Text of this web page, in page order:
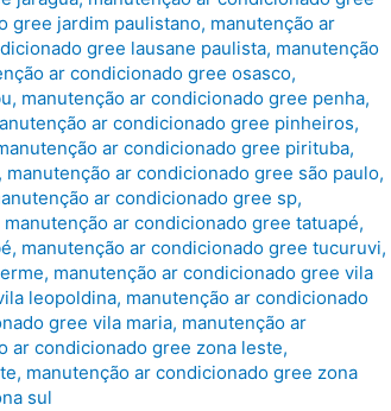
gree jardim paulistano, manutenção ar
gree lausane paulista, manutenção
ar condicionado gree osasco,
, manutenção ar condicionado gree penha,
ar condicionado gree pinheiros,
ar condicionado gree pirituba,
, manutenção ar condicionado gree são paulo,
ar condicionado gree sp,
manutenção ar condicionado gree tatuapé,
, manutenção ar condicionado gree tucuruvi,
, manutenção ar condicionado gree vila
leopoldina, manutenção ar condicionado
gree vila maria, manutenção ar
ar condicionado gree zona leste,
, manutenção ar condicionado gree zona
sul